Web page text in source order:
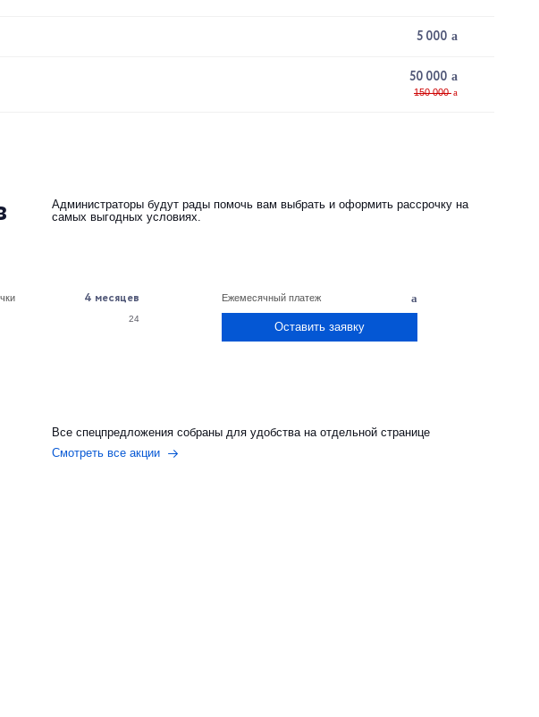
5 000
50 000
150 000
Администраторы будут рады помочь вам выбрать и оформить рассрочку на
самых выгодных условиях.
4 месяцев
24
Ежемесячный платеж
Оставить заявку
Все спецпредложения собраны для удобства на отдельной странице
Смотреть все акции